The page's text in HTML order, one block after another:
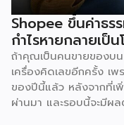
Shopee ขึ้นค่าธร
กำไรหายกลายเป็
ถ้าคุณเป็นคนขายของบ
เครื่องคิดเลขอีกครั้ง เ
ของปีนี้แล้ว หลังจากที่เ
ผ่านมา และรอบนี้จะมีผ